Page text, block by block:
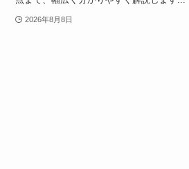
2026年8月8日